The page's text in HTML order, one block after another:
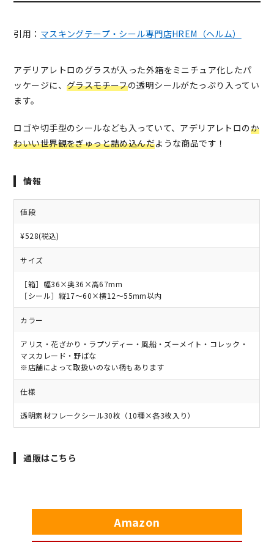
引用： マスキングテープ・シール専門店HREM（ヘルム）
アデリアレトロのグラスが入った外箱をミニチュア化したパ
ッケージに、 グラスモチーフの透明シールがたっぷり入ってい
ます。
ロゴや切手型のシールなども入っていて、アデリアレトロのか
わいい世界観をぎゅっと詰め込んだような商品です！
情報
値段
¥528(税込)
サイズ
［箱］幅36×奥36×高67mm
［シール］縦17～60×横12～55mm以内
カラー
アリス・花ざかり・ラプソディー・風船・ズーメイト・コレック・
マスカレード・野ばな
※店舗によって取扱いのない柄もあります
仕様
透明素材フレークシール30枚（10種×各3枚入り）
通販はこちら
Amazon